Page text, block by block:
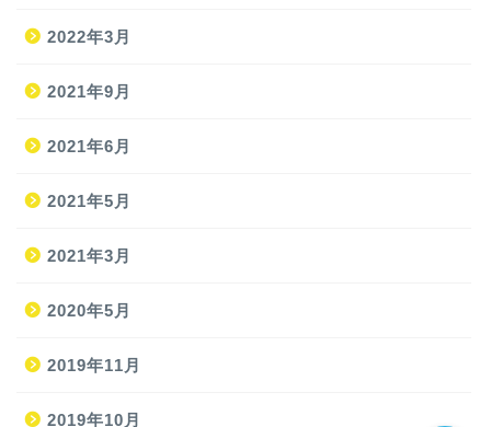
2022年3月
2021年9月
2021年6月
2021年5月
2021年3月
2020年5月
2019年11月
2019年10月